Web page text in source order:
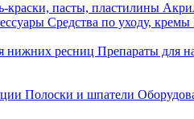
краски, пасты, пластилины
Средства по уходу, кремы
нижних ресниц Препараты для
Полоски и шпатели